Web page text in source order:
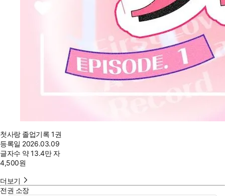
첫사랑 졸업기록 1권
등록일 2026.03.09
글자수 약 13.4만 자
4,500원
더보기
전권 소장